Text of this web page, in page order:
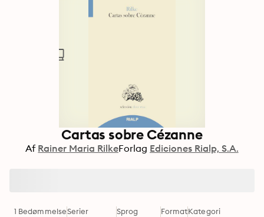
Cartas sobre Cézanne
Af Rainer Maria RilkeForlag Ediciones Rialp, S.A.
1 BedømmelseSerier Sprog FormatKategori